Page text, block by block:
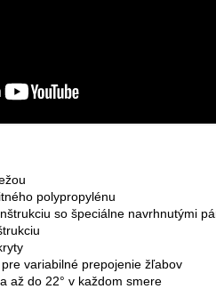
polypropylénu
so špeciálne navrhnutými
variabilné prepojenie žľabov
až do 22° v každom smere